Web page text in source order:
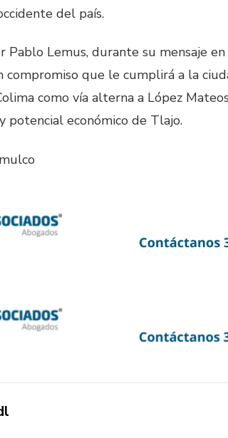
del país.
Pablo Lemus, durante su mensaje
compromiso que le cumplirá a la
como vía alterna a López
potencial económico de Tlajo.